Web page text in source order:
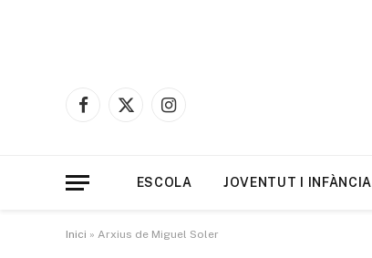
Facebook
X
Instagram
ESCOLA JOVENTUT I INFÀNCIA
Inici » Arxius de Miguel Soler